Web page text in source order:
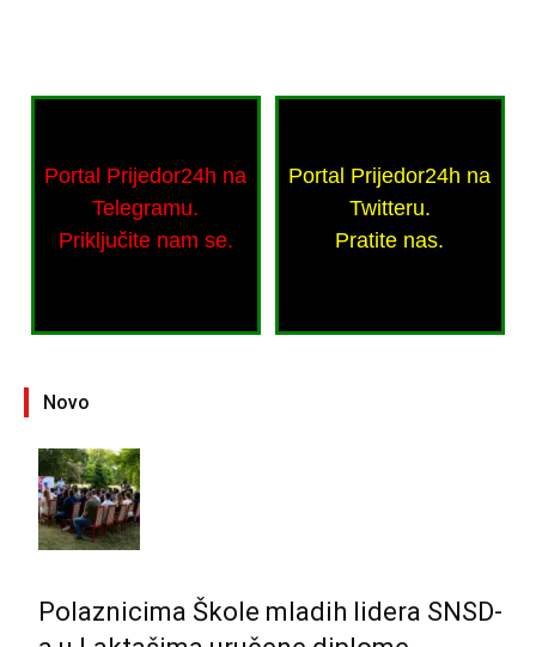
Portal Prijedor24h na
Telegramu.
Priključite nam se.
Portal Prijedor24h na
Twitteru.
Pratite nas.
Novo
Polaznicima Škole mladih lidera SNSD-